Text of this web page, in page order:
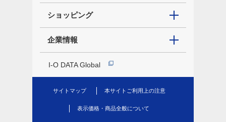
ショッピング
企業情報
I-O DATA Global
サイトマップ 本サイトご利用上の注意
表示価格・商品全般について